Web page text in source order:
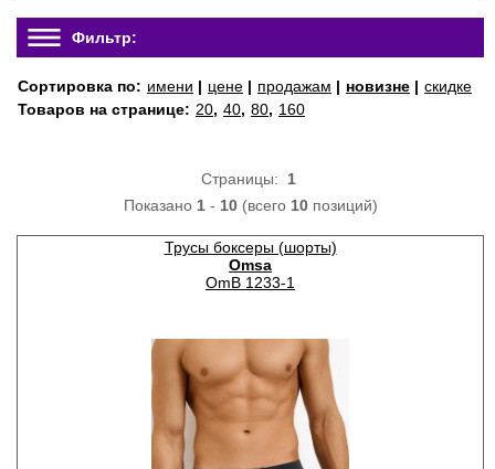
Фильтр:
Сортировка по: имени | цене | продажам | новизне | скидке
Товаров на странице: 20, 40, 80, 160
Страницы: 1
Показано 1- 10(всего 10позиций)
Трусы боксеры (шорты)
Omsa
OmB 1233-1